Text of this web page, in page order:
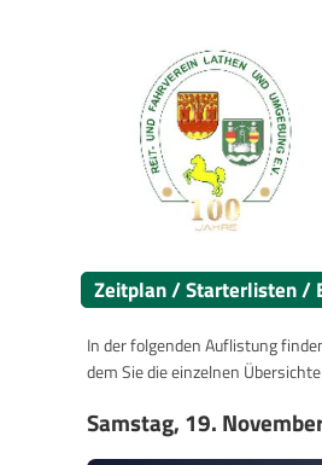
Zeitplan / Starterlisten /
In der folgenden Auflistung
dem Sie die einzelnen
Samstag, 19.